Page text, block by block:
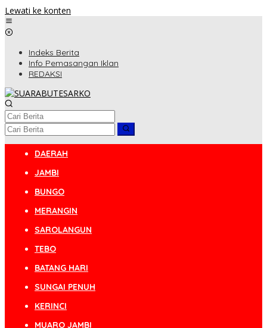
Lewati ke konten
Indeks Berita
Info Pemasangan Iklan
REDAKSI
DAERAH
JAMBI
BUNGO
MERANGIN
SAROLANGUN
TEBO
BATANG HARI
SUNGAI PENUH
KERINCI
MUARO JAMBI